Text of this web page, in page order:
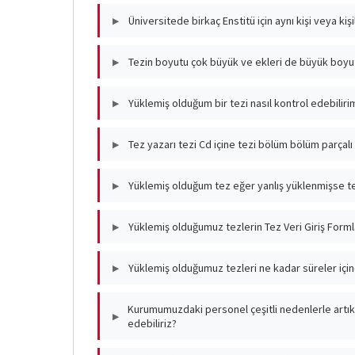
Kişilerin IP numarası değişse bile
▶ Üniversitede birkaç Enstitü için aynı kişi veya
Genel olarak böyle bir durumu
fazla enstitü için ayrı ayrı
▶ Tezin boyutu çok büyük ve ekleri de büyük
200 Mb'ın üzerindeki tezleri ve eklerini
▶ Yüklemiş olduğum bir tezi nasıl kontrol
Yüklemiş olduğunuz tezi kontrol
PDF ibaresinin üzerine tıkladığınızda tez
▶ Tez yazarı tezi Cd içine tezi bölüm bölüm parçalı
Tez tek dosya haline getirilmelidir ve pdf
▶ Yüklemiş olduğum tez eğer yanlış yüklenmişse
Tez; Ulusal Tez Merkezi tarafından
nüshasını resmi yazı ile Ulusal Tez
▶ Yüklemiş olduğumuz tezlerin Tez Veri Giriş
Yüklemiş olduğunuz tezlerin Listesini
▶ Yüklemiş olduğumuz tezleri ne kadar süreler
Enstitüler Tez Veri Girişi ve Yayımlama
lisans, doktora vb.) bilgilerinin
▶
Kurumumuzdaki personel çeşitli nedenlerle
edebiliriz?